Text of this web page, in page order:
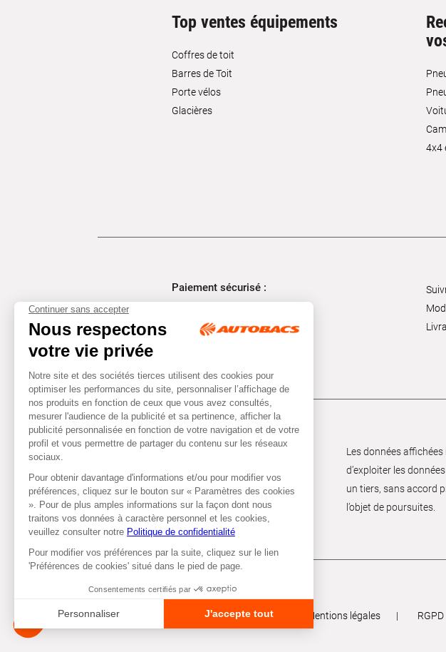
Top ventes équipements
Coffres de toit
Barres de Toit
Porte vélos
Glacières
4x4
Paiement sécurisé :
Les données
d’exploiter les
un tiers, sans accord
l’objet de poursuites.
Tous droits réservés © Autobacs Mentions légales RGPD